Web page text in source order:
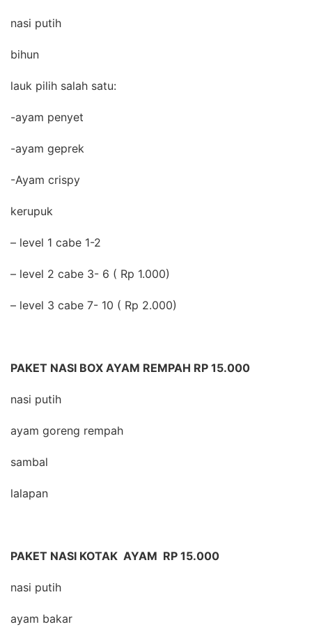
nasi putih
bihun
lauk pilih salah satu:
-ayam penyet
-ayam geprek
-Ayam crispy
kerupuk
– level 1 cabe 1-2
– level 2 cabe 3- 6 ( Rp 1.000)
– level 3 cabe 7- 10 ( Rp 2.000)
PAKET NASI BOX AYAM REMPAH RP 15.000
nasi putih
ayam goreng rempah
sambal
lalapan
PAKET NASI KOTAK AYAM RP 15.000
nasi putih
ayam bakar